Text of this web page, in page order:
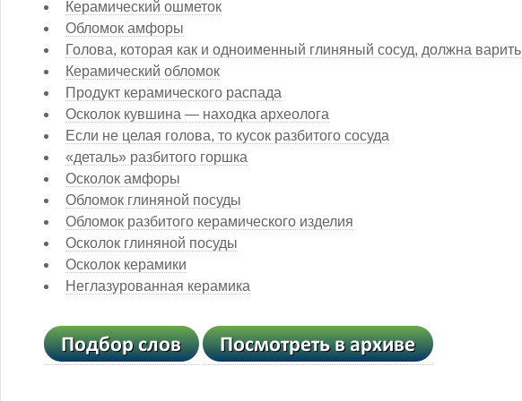
Керамический ошметок
Обломок амфоры
Голова, которая как и одноименный глиняный сосуд, должна варить
Керамический обломок
Продукт керамического распада
Осколок кувшина — находка археолога
Если не целая голова, то кусок разбитого сосуда
«деталь» разбитого горшка
Осколок амфоры
Обломок глиняной посуды
Обломок разбитого керамического изделия
Осколок глиняной посуды
Осколок керамики
Неглазурованная керамика